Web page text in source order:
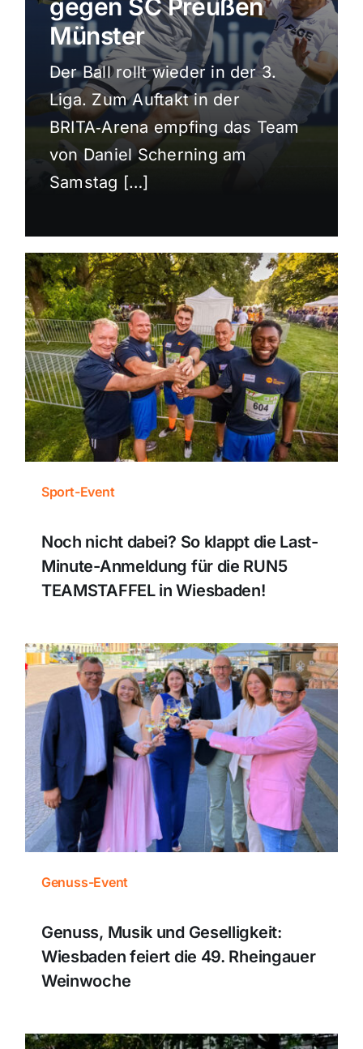
Sport
Kultur
Panorama
Mein Stadtteil
Verkehrsmeldungen
Polizeimeldungen
Themen und Termine
Gewinnspiele
gegen SC Preußen
Münster
Der Ball rollt wieder in der 3.
Liga. Zum Auftakt in der
BRITA‑Arena empfing das Team
von Daniel Scherning am
Samstag […]
Sport-Event
Noch nicht dabei? So klappt die Last-
Minute-Anmeldung für die RUN5
TEAMSTAFFEL in Wiesbaden!
Genuss-Event
Genuss, Musik und Geselligkeit:
Wiesbaden feiert die 49. Rheingauer
Weinwoche